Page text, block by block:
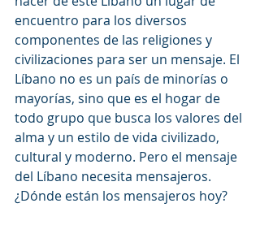
encuentro para los diversos
componentes de las religiones y
civilizaciones para ser un mensaje. El
Líbano no es un país de minorías o
mayorías, sino que es el hogar de
todo grupo que busca los valores del
alma y un estilo de vida civilizado,
cultural y moderno. Pero el mensaje
del Líbano necesita mensajeros.
¿Dónde están los mensajeros hoy?